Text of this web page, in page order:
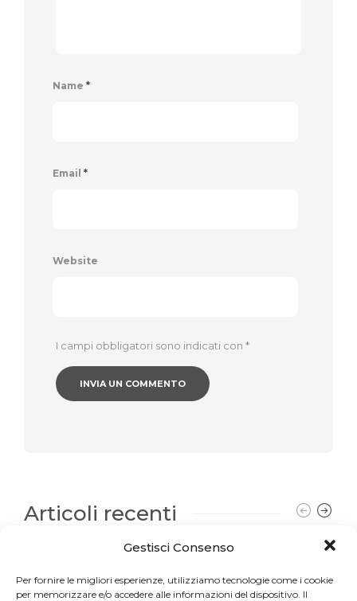
Gestisci Consenso
Per fornire le migliori esperienze, utilizziamo tecnologie come i cookie
per memorizzare e/o accedere alle informazioni del dispositivo. Il
Name *
Email *
Website
I campi obbligatori sono indicati con *
Articoli recenti
Una sfida per gli appassionati del Pilates